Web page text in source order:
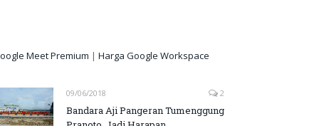
Meet Premium | Harga Google Workspace
09/06/2018 2
Bandara Aji Pangeran Tumenggung